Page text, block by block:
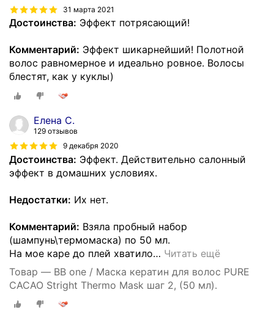
31 марта 2021
Достоинства: Эффект потрясающий!
Комментарий: Эффект шикарнейший! Полотной
волос равномерное и идеально ровное. Волосы
блестят, как у куклы)
Елена С.
129 отзывов
9 декабря 2020
Достоинства: Эффект. Действительно салонный
эффект в домашних условиях.
Недостатки: Их нет.
Комментарий: Взяла пробный набор
(шампунь\термомаска) по 50 мл.
На мое каре до плей хватило… Читать ещё
Товар — BB one / Маска кератин для волос PURE
CACAO Stright Thermo Mask шаг 2, (50 мл).